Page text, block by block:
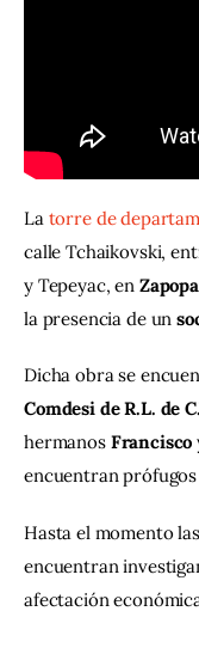
La torre de
calle Tchaikovski,
y Tepeyac, en
la presencia de un
Dicha obra se
Comdesi de R.L. de
hermanos Francisco
encuentran
Hasta el momento
encuentran
afectación